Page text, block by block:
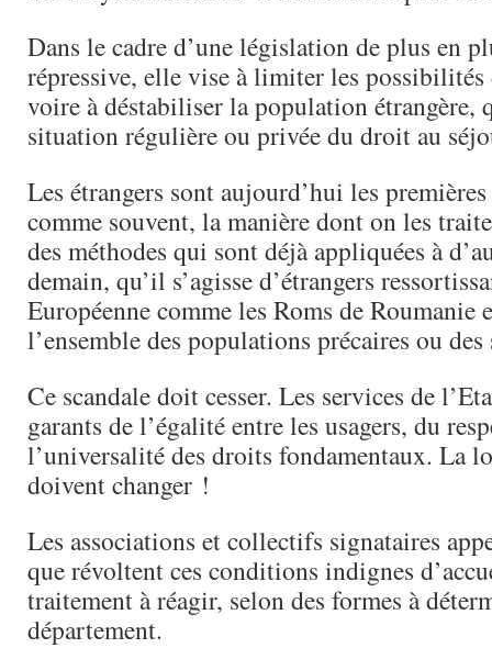
Dans le cadre d’une législation de plus en
répressive, elle vise à limiter les possibilités
voire à déstabiliser la population étrangère,
situation régulière ou privée du droit au
Les étrangers sont aujourd’hui les
comme souvent, la manière dont on les
des méthodes qui sont déjà appliquées à
demain, qu’il s’agisse d’étrangers
Européenne comme les Roms de Roumanie
l’ensemble des populations précaires ou
Ce scandale doit cesser. Les services de
garants de l’égalité entre les usagers, du
l’universalité des droits fondamentaux. La
doivent changer !
Les associations et collectifs signataires
que révoltent ces conditions indignes
traitement à réagir, selon des formes à
département.